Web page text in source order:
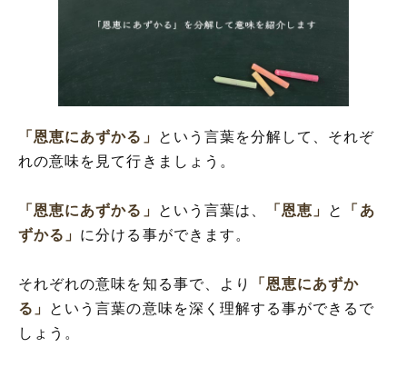
「恩恵にあずかる」
という言葉を分解して、それぞ
れの意味を見て行きましょう。
「恩恵にあずかる」 という言葉は、 「恩恵」 と
「あ
ずかる」 に分ける事ができます。
それぞれの意味を知る事で、より
「恩恵にあずか
る」
という言葉の意味を深く理解する事ができるで
しょう。